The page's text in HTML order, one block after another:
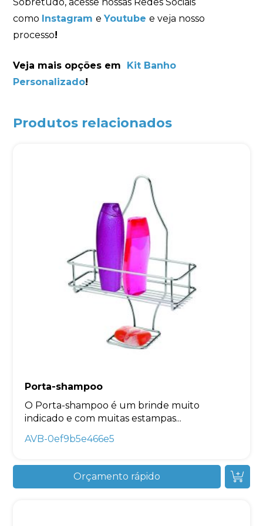
como Instagram eYoutube e veja nosso
processo!
Veja mais opções em Kit Banho
Personalizado!
Produtos relacionados
Porta-shampoo
O Porta-shampoo é um brinde muito
indicado e com muitas estampas...
AVB-0ef9b5e466e5
Orçamento rápido